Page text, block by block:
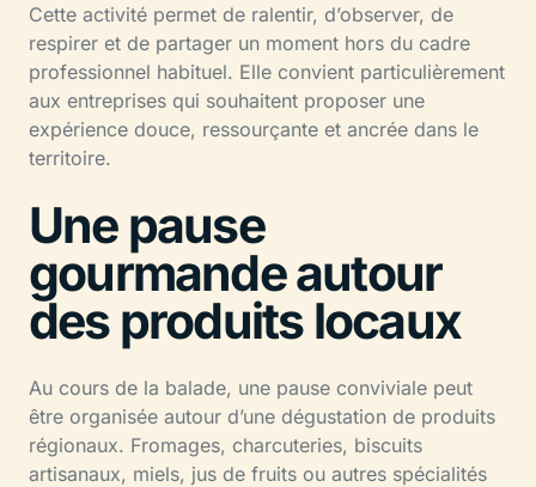
Cette activité permet de ralentir, d’observer, de
respirer et de partager un moment hors du cadre
professionnel habituel. Elle convient particulièrement
aux entreprises qui souhaitent proposer une
expérience douce, ressourçante et ancrée dans le
territoire.
Une pause
gourmande autour
des produits locaux
Au cours de la balade, une pause conviviale peut
être organisée autour d’une dégustation de produits
régionaux. Fromages, charcuteries, biscuits
artisanaux, miels, jus de fruits ou autres spécialités